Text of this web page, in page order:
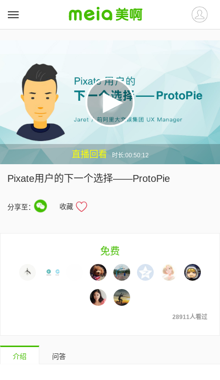
直播回看 时长:00:50:12
Pixate用户的下一个选择——ProtoPie
分享至： 收藏
免费
28911人看过
介绍 问答